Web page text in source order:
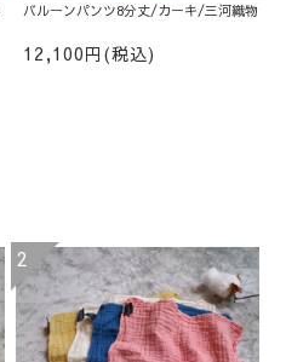
バルーンパンツ8分丈/カーキ/三河織物
12,100円(税込)